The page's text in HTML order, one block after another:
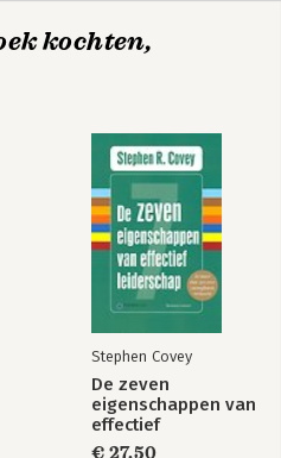
Grip op interactie
kochten,
Stephen Covey
De zeven
eigenschappen van
effectief
leiderschap